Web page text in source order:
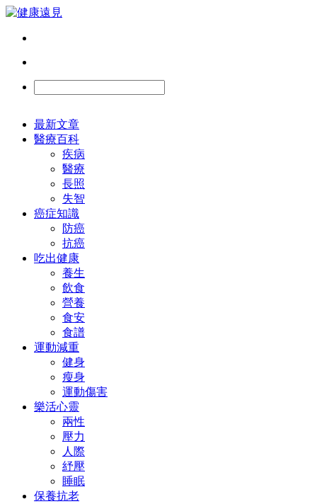
最新文章
醫療百科
疾病
醫療
長照
失智
癌症知識
防癌
抗癌
吃出健康
養生
飲食
營養
食安
食譜
運動減重
健身
瘦身
運動傷害
樂活心靈
兩性
壓力
人際
紓壓
睡眠
保養抗老